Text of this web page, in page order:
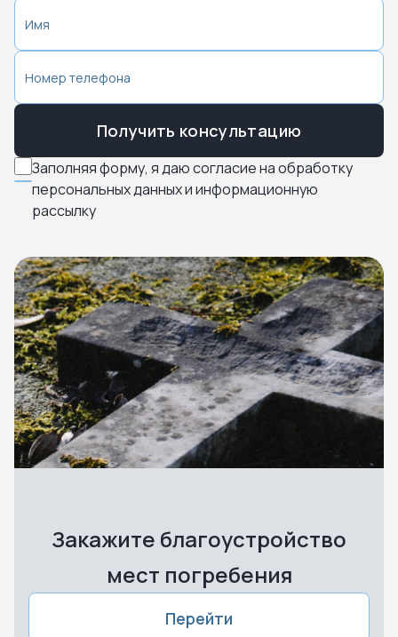
Заполняя форму, я даю согласие на обработку
персональных данных и информационную
рассылку
Получить консультацию
Закажите благоустройство
мест погребения
Перейти